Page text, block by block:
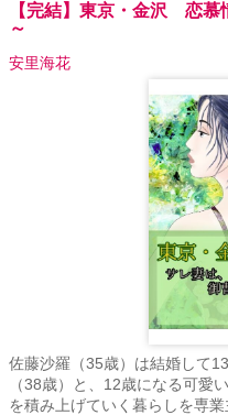
【完結】東京・金沢 恋
～
安里海花
佐藤沙羅（35歳）は結婚して
（38歳）と、12歳になる可愛
を積み上げていく暮らしを専